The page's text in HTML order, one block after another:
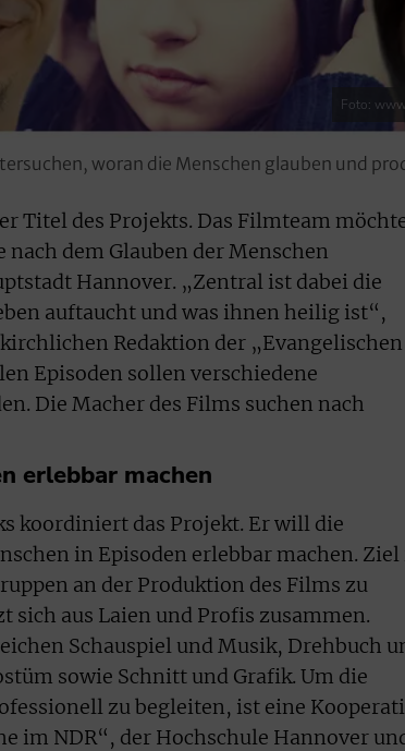
Foto:
woran die Menschen glauben und
Titel des Projekts. Das Filmteam
dem Glauben der Menschen
Hannover. „Zentral ist dabei die
auftaucht und was ihnen heilig ist“,
Redaktion der „Evangelischen
Episoden sollen verschiedene
Die Macher des Films suchen nach
erlebbar machen
koordiniert das Projekt. Er will die
in Episoden erlebbar machen. Ziel
an der Produktion des Films zu
sich aus Laien und Profis zusammen.
Schauspiel und Musik, Drehbuch
sowie Schnitt und Grafik. Um die
zu begleiten, ist eine
im NDR“, der Hochschule Hannover